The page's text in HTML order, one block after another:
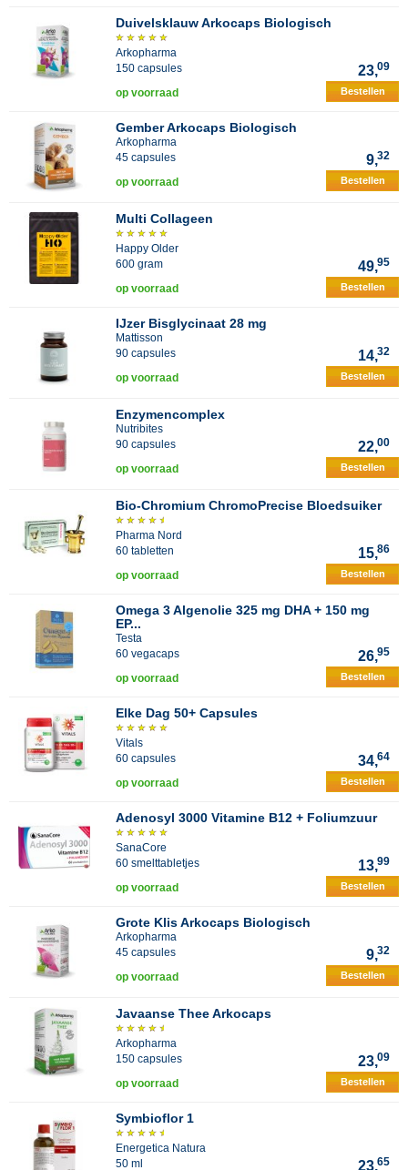
Duivelsklauw Arkocaps Biologisch
Arkopharma
150 capsules
23,09
op voorraad Bestellen
Gember Arkocaps Biologisch
Arkopharma
45 capsules
9,32
op voorraad Bestellen
Multi Collageen
Happy Older
600 gram
49,95
op voorraad Bestellen
IJzer Bisglycinaat 28 mg
Mattisson
90 capsules
14,32
op voorraad Bestellen
Enzymencomplex
Nutribites
90 capsules
22,00
op voorraad Bestellen
Bio-Chromium ChromoPrecise Bloedsuiker
Pharma Nord
60 tabletten
15,86
op voorraad Bestellen
Omega 3 Algenolie 325 mg DHA + 150 mg
EP...
Testa
60 vegacaps
26,95
op voorraad Bestellen
Elke Dag 50+ Capsules
Vitals
60 capsules
34,64
op voorraad Bestellen
Adenosyl 3000 Vitamine B12 + Foliumzuur
SanaCore
60 smelttabletjes
13,99
op voorraad Bestellen
Grote Klis Arkocaps Biologisch
Arkopharma
45 capsules
9,32
op voorraad Bestellen
Javaanse Thee Arkocaps
Arkopharma
150 capsules
23,09
op voorraad Bestellen
Symbioflor 1
Energetica Natura
50 ml
23,65